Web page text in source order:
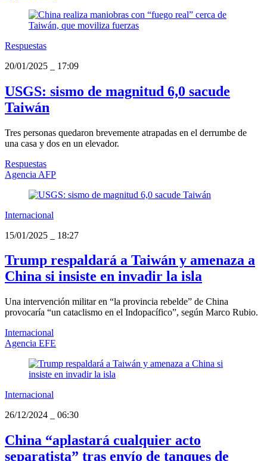
Respuestas
20/01/2025
17:09
USGS: sismo de magnitud 6,0 sacude
Taiwán
Tres personas quedaron brevemente atrapadas en el derrumbe de
una casa y dos en un elevador.
Respuestas
Agencia AFP
Internacional
15/01/2025
18:27
Trump respaldará a Taiwán y amenaza a
China si insiste en invadir la isla
Una intervención militar en “la provincia rebelde” de China
provocaría “un cataclismo en el Indopacífico”, según Marco Rubio.
Internacional
Agencia EFE
Internacional
26/12/2024
06:30
China “aplastará cualquier acto
separatista” tras envío de tanques de